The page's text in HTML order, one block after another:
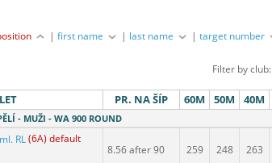
|first name | last name |target number
Filter by club:
PR. NA ŠÍP 60M 50M 40M
- MUŽI - WA 900 ROUND
RL(6A) default
8.56 after 90 259 248 263